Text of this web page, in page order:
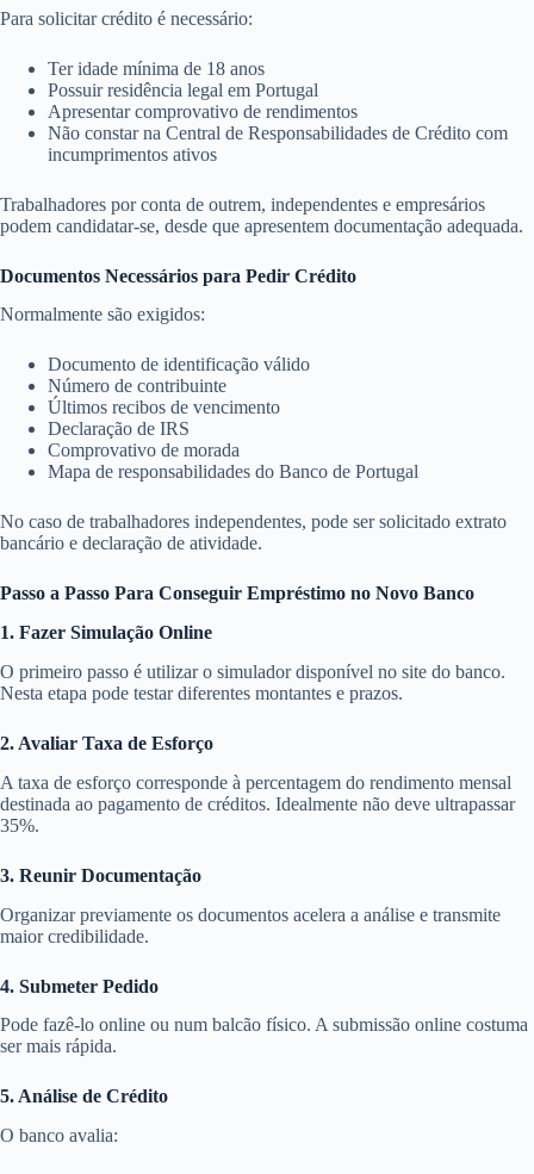
Para solicitar crédito é necessário:
Ter idade mínima de 18 anos
Possuir residência legal em Portugal
Apresentar comprovativo de rendimentos
Não constar na Central de Responsabilidades de Crédito com
incumprimentos ativos
Trabalhadores por conta de outrem, independentes e empresários
podem candidatar-se, desde que apresentem documentação adequada.
Documentos Necessários para Pedir Crédito
Normalmente são exigidos:
Documento de identificação válido
Número de contribuinte
Últimos recibos de vencimento
Declaração de IRS
Comprovativo de morada
Mapa de responsabilidades do Banco de Portugal
No caso de trabalhadores independentes, pode ser solicitado extrato
bancário e declaração de atividade.
Passo a Passo Para Conseguir Empréstimo no Novo Banco
1. Fazer Simulação Online
O primeiro passo é utilizar o simulador disponível no site do banco.
Nesta etapa pode testar diferentes montantes e prazos.
2. Avaliar Taxa de Esforço
A taxa de esforço corresponde à percentagem do rendimento mensal
destinada ao pagamento de créditos. Idealmente não deve ultrapassar
35%.
3. Reunir Documentação
Organizar previamente os documentos acelera a análise e transmite
maior credibilidade.
4. Submeter Pedido
Pode fazê-lo online ou num balcão físico. A submissão online costuma
ser mais rápida.
5. Análise de Crédito
O banco avalia: